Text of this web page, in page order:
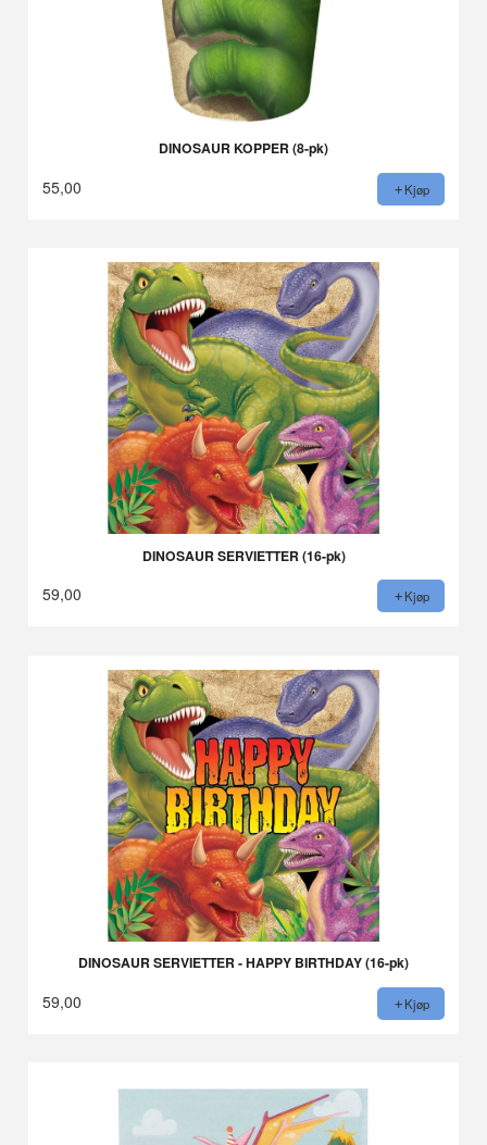
DINOSAUR KOPPER (8-pk)
55,00 Kjøp
DINOSAUR SERVIETTER (16-pk)
59,00 Kjøp
DINOSAUR SERVIETTER - HAPPY BIRTHDAY (16-pk)
59,00 Kjøp